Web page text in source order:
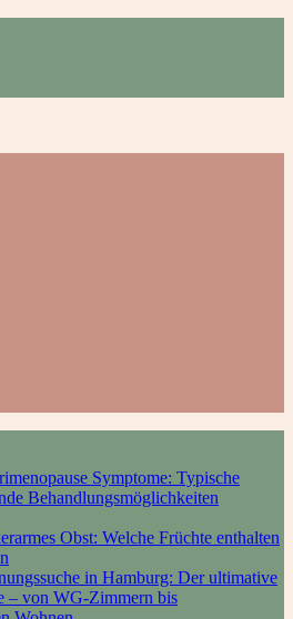
Symptome: Typische
Behandlungsmöglichkeiten
Obst: Welche Früchte enthalten
in Hamburg: Der ultimative
– von WG-Zimmern bis